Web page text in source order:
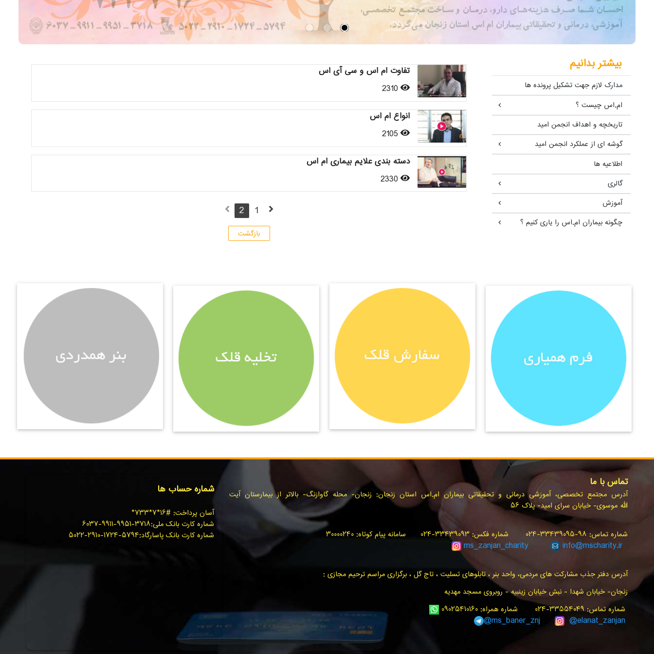
بیشتر بدانیم
مدارک لازم جهت تشکیل پرونده ها
ام.اس چیست ؟
تاریخچه و اهداف انجمن امید
گوشه ای از عملکرد انجمن امید
اطلاعیه ها
گالری
آموزش
چگونه بیماران ام.اس را یاری کنیم ؟
تفاوت ام اس و سی آی اس
انواع ام اس
دسته بندی علایم بیماری ام اس
1
2
بازگشت
تماس با ما
آدرس مجتمع تخصصی، آموزشی درمانی و تحقیقاتی بیماران ام.اس استان زنجان: زنجان- محله گاوازنگ- بالاتر از بیمارستان آیت
الله موسوی- خیابان سرای امید- پلاک ۵۶
شماره تماس: ۹۸-۳۳۴۳۹۰۹۵-۰۲۴ شماره فکس: ۳۳۴۳۹۰۹۳-۰۲۴ سامانه پیام کوتاه: ۳۰۰۰۰۲۴۰
ms_zanjan_charity info@mscharity.ir
آدرس دفتر جذب مشارکت های مردمی، واحد بنر ، تابلوهای تسلیت ، تاج گل ، برگزاری مراسم ترحیم مجازی :
زنجان- خیابان شهدا - نبش خیابان زینبیه - روبروی مسجد مهدیه
شماره تماس: ۳۳۵۵۴۰۴۹-۰۲۴ شماره همراه: ۰۹۰۲۵۴۱۰۱۶۰
ms_baner_znj
@elanat_zanjan@
شماره حساب ها
آسان پرداخت: #۱۶*۷*۷۳۳*
شماره کارت بانک ملی:۳۷۱۸-۹۹۵۱-۹۹۱۱-۶۰۳۷
شماره کارت بانک پاسارگاد:۵۷۹۴-۱۷۲۴-۲۹۱۰-۵۰۲۲